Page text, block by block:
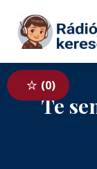
Tovább a
0
Te